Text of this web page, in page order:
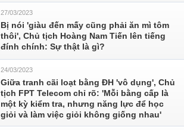
27/03/2023
Bị nói 'giàu đến mấy cũng phải ăn mì tôm
thôi', Chủ tịch Hoàng Nam Tiến lên tiếng
đính chính: Sự thật là gì?
24/03/2023
Giữa tranh cãi loạt bằng ĐH 'vô dụng', Chủ
tịch FPT Telecom chỉ rõ: 'Mỗi bằng cấp là
một kỳ kiểm tra, nhưng năng lực để học
giỏi và làm việc giỏi không giống nhau'